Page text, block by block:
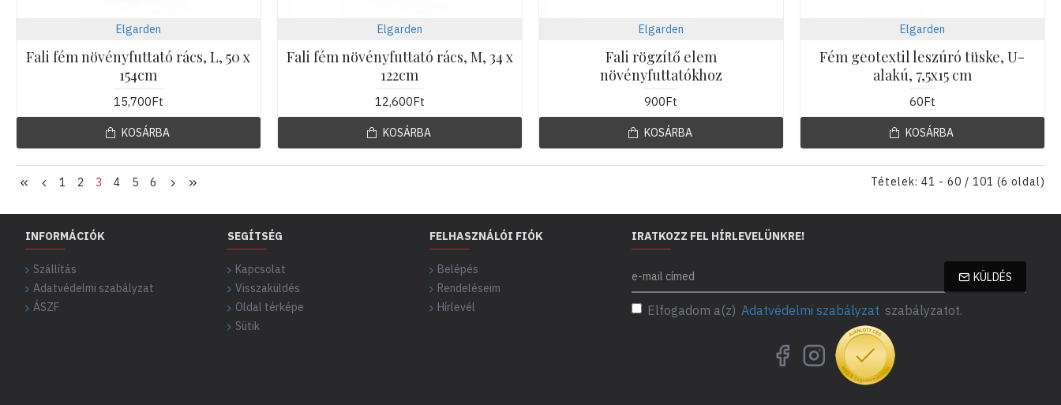
Elgarden
Fali fém növényfuttató rács, L, 50 x
154cm
15,700Ft
KOSÁRBA
Elgarden
Fali fém növényfuttató rács, M, 34 x
122cm
12,600Ft
KOSÁRBA
Elgarden
Fali rögzítő elem
növényfuttatókhoz
900Ft
KOSÁRBA
Elgarden
Fém geotextil leszúró tüske, U-
alakú, 7,5x15 cm
60Ft
KOSÁRBA
1 2 3 4 5 6 Tételek: 41 - 60 / 101 (6 oldal)
INFORMÁCIÓK
Szállítás
Adatvédelmi szabályzat
ÁSZF
SEGÍTSÉG
Kapcsolat
Visszaküldés
Oldal térképe
Sütik
FELHASZNÁLÓI FIÓK
Belépés
Rendeléseim
Hírlevél
IRATKOZZ FEL HÍRLEVELÜNKRE!
KÜLDÉS
Elfogadom a(z) Adatvédelmi szabályzat szabályzatot.